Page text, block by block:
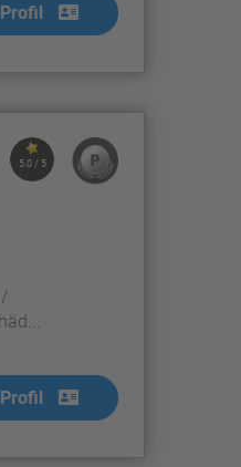
5.0 / 5